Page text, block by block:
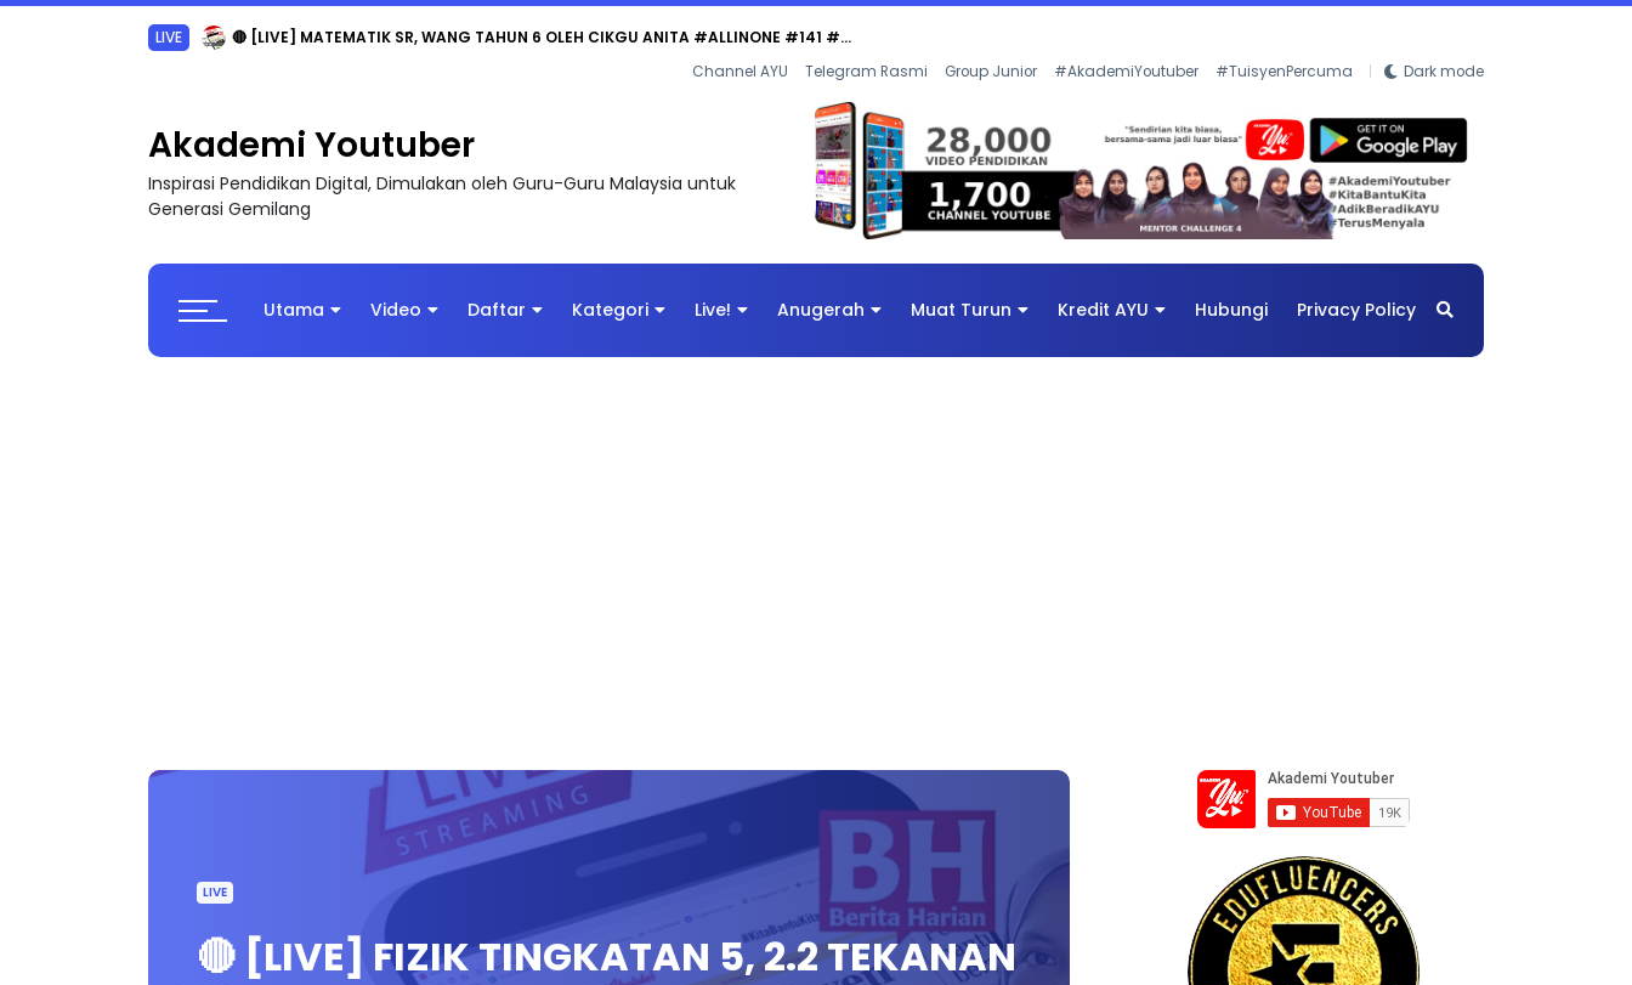
LIVE 🔴 [LIVE] MATEMATIK SR, WANG TAHUN 6 OLEH CIKGU ANITA #ALLINONE #141 #...
Channel AYU Telegram Rasmi Group Junior #AkademiYoutuber #TuisyenPercuma Dark mode
Akademi Youtuber
Inspirasi Pendidikan Digital, Dimulakan oleh Guru-Guru Malaysia untuk
Generasi Gemilang
Utama Video Daftar Kategori Live! Anugerah Muat Turun Kredit AYU Hubungi Privacy Policy
LIVE
🔴 [LIVE] FIZIK TINGKATAN 5, 2.2 TEKANAN